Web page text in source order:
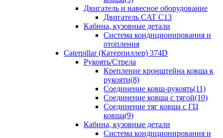
Двигатель и навесное оборудование
Двигатель CAT C13
Кабина, кузовные детали
Система кондиционирования и
отопления
Caterpillar (Катерпиллер) 374D
Рукоять/Стрела
Крепление кронштейна ковша к
рукояти(8)
Соединение ковш-рукоять(11)
Соединение ковша с тягой(10)
Соединение тяг ковша с ГЦ
ковша(9)
Кабина, кузовные детали
Система кондиционирования и